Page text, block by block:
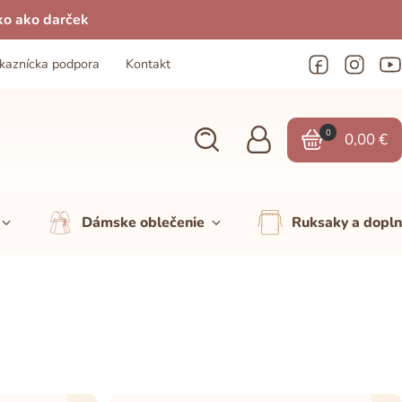
ako darček
podpora Kontakt
0 0,00€
Dámske oblečenie Ruksaky a